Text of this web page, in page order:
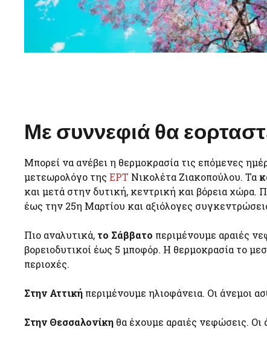
Με συννεφιά θα
Μπορεί να ανέβει η θερμοκρασία τις επόμενες
μετεωρολόγο της ΕΡΤ Νικολέτα Ζιακοπούλου. Τα
και μετά στην δυτική, κεντρική και βόρεια
έως την 25η Μαρτίου και αξιόλογες
Πιο αναλυτικά, το Σάββατο περιμένουμε αραιές
βορειοδυτικοί έως 5 μποφόρ. Η θερμοκρασία το
περιοχές.
Στην Αττική περιμένουμε ηλιοφάνεια. Οι άνεμοι
Στην Θεσσαλονίκη θα έχουμε αραιές νεφώσεις.